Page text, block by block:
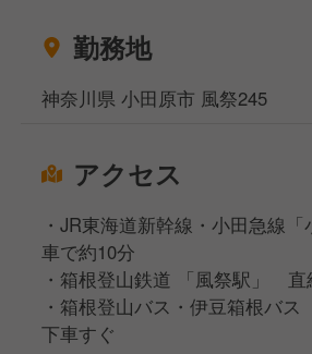
がら内容を決めていくため、あな
ューに反映されることもできます
だからこそ料理人も然り、いろん
そこで当社では、ジョブローテー
こなっており、様々な経験を積み
成していくことができます。
そして「鈴廣人づくり学校」では
勤務地
神奈川県 小田原市 風祭245
アクセス
・JR東海道新幹線・小田急線「
車で約10分
・箱根登山鉄道 「風祭駅」 直
・箱根登山バス・伊豆箱根バス
下車すぐ